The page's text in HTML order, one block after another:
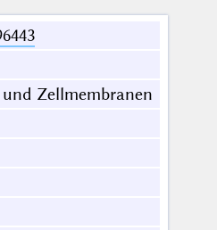
Zellmembranen